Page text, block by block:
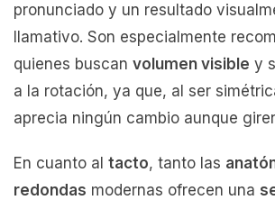
pronunciado y un resultado
llamativo. Son especialmente
quienes buscan volumen visible y
a la rotación, ya que, al ser
aprecia ningún cambio aunque
En cuanto al tacto, tanto las
redondas modernas ofrecen una